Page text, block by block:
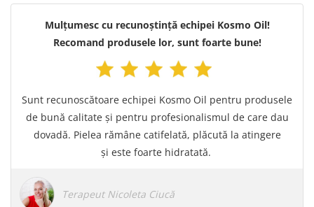
Mulțumesc cu recunoștință echipei Kosmo Oil!
Recomand produsele lor, sunt foarte bune!
Sunt recunoscătoare echipei Kosmo Oil pentru produsele
de bună calitate și pentru profesionalismul de care dau
dovadă. Pielea rămâne catifelată, plăcută la atingere
și este foarte hidratată.
Terapeut Nicoleta Ciucă